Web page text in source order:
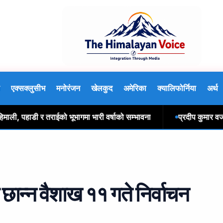
एक्सक्लुसीभ मनोरंजन खेलकुद अमेरिका क्यालिफोर्निया अर्थ
पहाडी र तराईको भूभागमा भारी वर्षाको सम्भावना प्रदीप कुमार
वैशाख ११ गते निर्वाचन